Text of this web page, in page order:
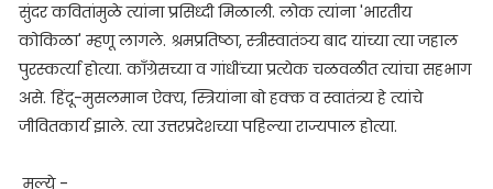
सुंदर कवितांमुळे त्यांना प्रसिध्दी मिळाली. लोक त्यांना 'भारतीय
कोकिळा' म्हणू लागले. श्रमप्रतिष्ठा, स्त्रीस्वातंञ्य बाद यांच्या त्या जहाल
पुरस्कर्त्या होत्या. काँग्रेसच्या व गांधींच्या प्रत्येक चळवळीत त्यांचा सहभाग
असे. हिंदू-मुसलमान ऐक्य, स्त्रियांना बो हक्क व स्वातंत्र्य हे त्यांचे
जीवितकार्य झाले. त्या उत्तरप्रदेशच्या पहिल्या राज्यपाल होत्या.
मूल्ये -